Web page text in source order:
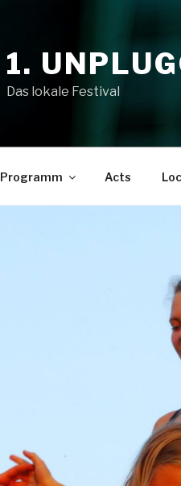
1.
Das lokale Festival
Programm Acts